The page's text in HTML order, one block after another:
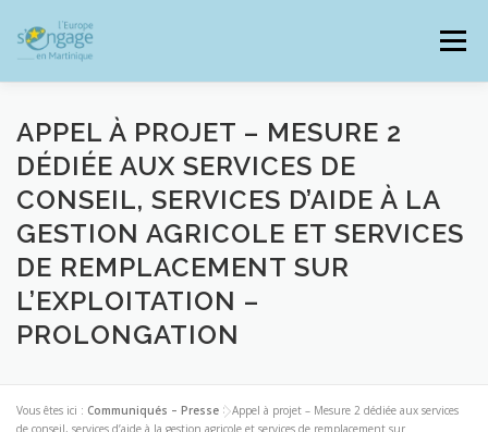
contenu
Menu
PROGRAMMES J’AI UN PROJET
APPEL À PROJET – MESURE 2
DÉDIÉE AUX SERVICES DE
CONSEIL, SERVICES D’AIDE À LA
GESTION AGRICOLE ET SERVICES
DE REMPLACEMENT SUR
L’EXPLOITATION –
PROLONGATION
Vous êtes ici : Communiqués – Presse >Appel à projet – Mesure 2 dédiée aux services
de conseil, services d’aide à la gestion agricole et services de remplacement sur